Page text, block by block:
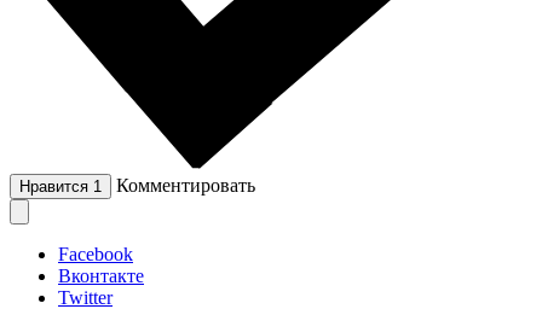
Нравится 1 Комментировать
Facebook
Вконтакте
Twitter